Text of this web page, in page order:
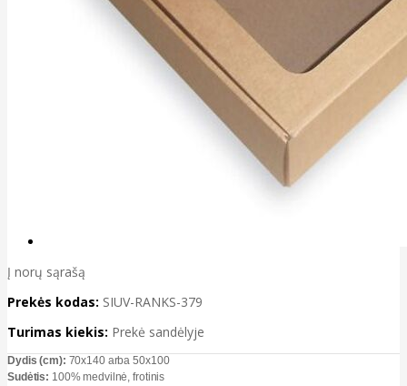
Į norų sąrašą
Prekės kodas: SIUV-RANKS-379
Turimas kiekis: Prekė sandėlyje
Dydis (cm): 70x140 arba 50x100
Sudėtis: 100% medvilnė, frotinis